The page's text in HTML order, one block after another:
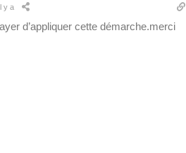
y a
d’appliquer cette démarche.merci